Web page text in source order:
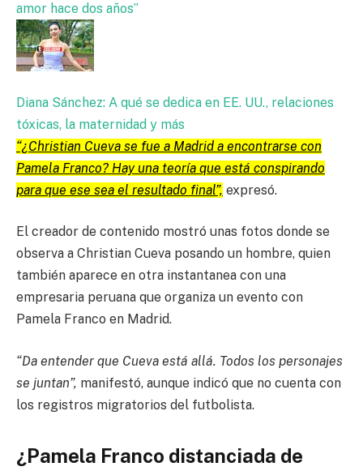
amor hace dos años”
Diana Sánchez: A qué se dedica en EE. UU., relaciones
tóxicas, la maternidad y más
“¿Christian Cueva se fue a Madrid a encontrarse con
Pamela Franco? Hay una teoría que está conspirando
para que ese sea el resultado final”, expresó.
El creador de contenido mostró unas fotos donde se
observa a Christian Cueva posando un hombre, quien
también aparece en otra instantanea con una
empresaria peruana que organiza un evento con
Pamela Franco en Madrid.
“Da entender que Cueva está allá. Todos los personajes
se juntan”, manifestó, aunque indicó que no cuenta con
los registros migratorios del futbolista.
¿Pamela Franco distanciada de